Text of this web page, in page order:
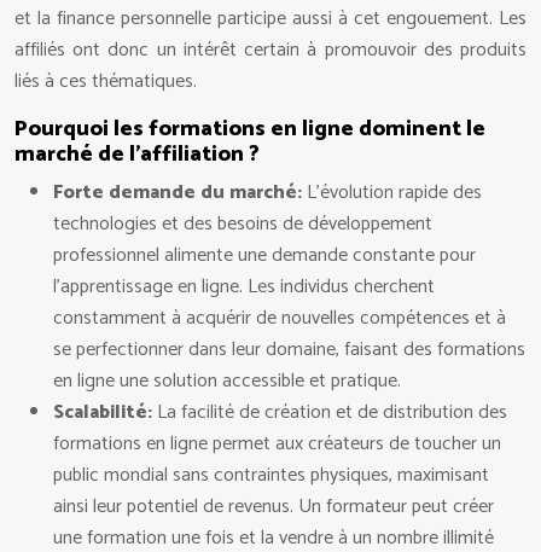
et la finance personnelle participe aussi à cet engouement. Les
affiliés ont donc un intérêt certain à promouvoir des produits
liés à ces thématiques.
Pourquoi les formations en ligne dominent le
marché de l’affiliation ?
Forte demande du marché:L’évolution rapide des
technologies et des besoins de développement
professionnel alimente une demande constante pour
l’apprentissage en ligne. Les individus cherchent
constamment à acquérir de nouvelles compétences et à
se perfectionner dans leur domaine, faisant des formations
en ligne une solution accessible et pratique.
Scalabilité:La facilité de création et de distribution des
formations en ligne permet aux créateurs de toucher un
public mondial sans contraintes physiques, maximisant
ainsi leur potentiel de revenus. Un formateur peut créer
une formation une fois et la vendre à un nombre illimité